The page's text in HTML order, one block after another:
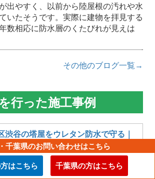
出やすく、以前から陸屋根の汚れや水
いたそうです。実際に建物を拝見する
数相応に防水層のくたびれが見えは
その他のブログ一覧→
行った施工事例
渋谷の塔屋をウレタン防水で守る｜
流れと長持ちさせるポイントを解説
千葉県のお問い合わせはこちら
はこちら 千葉県の方はこちら